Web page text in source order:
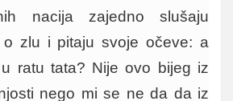
nacija zajedno slušaju
o zlu i pitaju svoje očeve: a
ratu tata? Nije ovo bijeg iz
nego mi se ne da da iz